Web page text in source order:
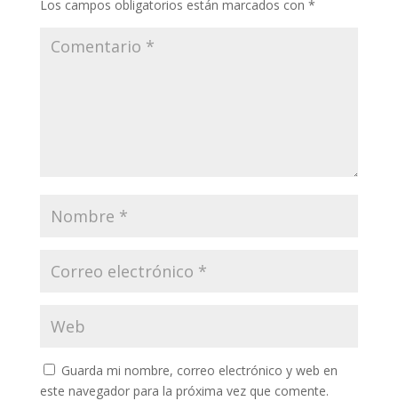
Los campos obligatorios están marcados con *
Guarda mi nombre, correo electrónico y web en
este navegador para la próxima vez que comente.